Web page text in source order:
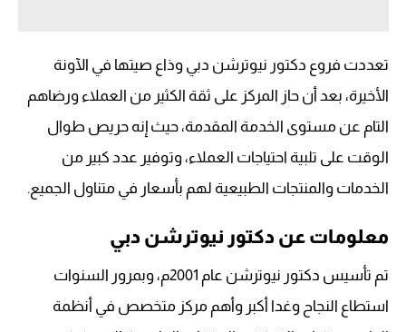
تعددت فروع دكتور نيوترشن دبي وذاع صيتها في الآونة
الأخيرة، بعد أن حاز المركز على ثقة الكثير من العملاء ورضاهم
التام عن مستوى الخدمة المقدمة، حيث إنه حريص طوال
الوقت على تلبية احتياجات العملاء، وتوفير عدد كبير من
الخدمات والمنتجات الطبيعية لهم بأسعار في متناول الجميع.
معلومات عن دكتور نيوترشن دبي
تم تأسيس دكتور نيوترشن عام 2001م، وبمرور السنوات
استطاع النجاح وغدا أكبر وأهم مركز متخصص في أنظمة